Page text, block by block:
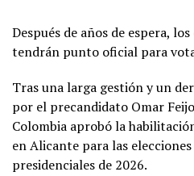
Después de años de espera,
tendrán punto oficial para
Tras una larga gestión y un
por el precandidato Omar
Colombia aprobó la
en Alicante para las
presidenciales de 2026.